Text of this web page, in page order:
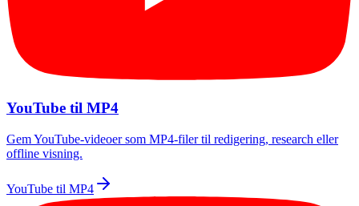
YouTube til MP4
Gem YouTube-videoer som MP4-filer til redigering, research eller
offline visning.
YouTube til MP4